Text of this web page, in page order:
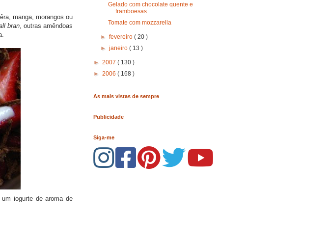
manga, morangos ou
bran, outras amêndoas
iogurte de aroma de
Gelado com chocolate quente e
framboesas
Tomate com mozzarella
►fevereiro( 20 )
►janeiro( 13 )
► 2007 ( 130 )
► 2006 ( 168 )
As mais vistas de sempre
Publicidade
Siga-me